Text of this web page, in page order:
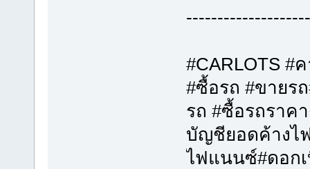
#CARLOTS #
#ซื้อรถ #ขายร
รถ #ซื้อรถราค
บัญชียอดค้างไ
ไฟแนนซ์#ดอก